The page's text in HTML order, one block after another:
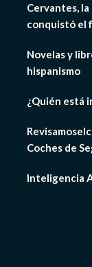
Cervantes,
conquistó el
Novelas y
hispanismo
¿Quién está
Coches de
Inteligencia